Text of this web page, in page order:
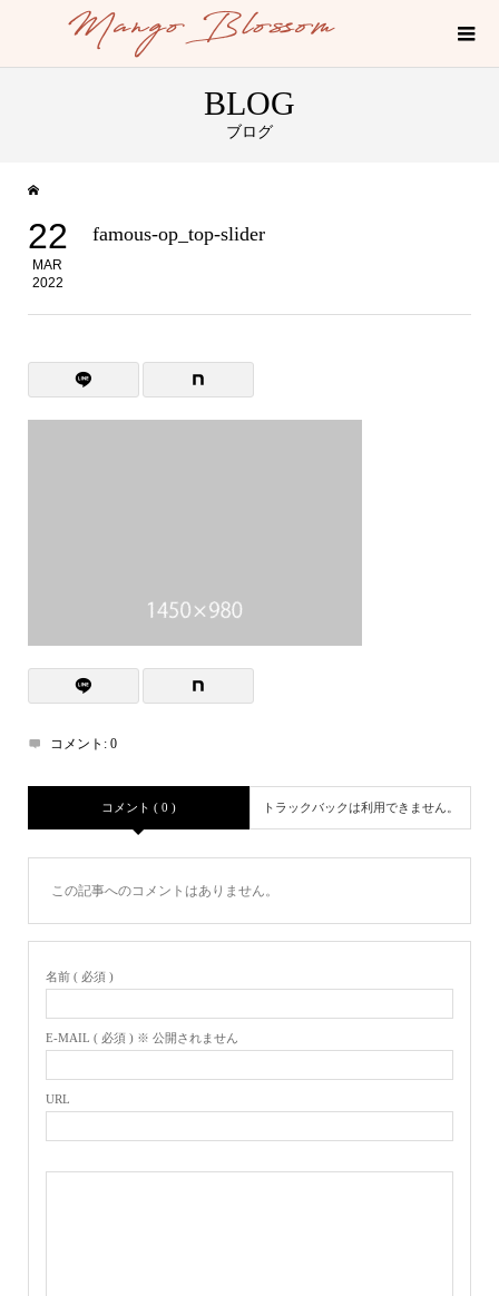
BLOG
ブログ
22
MAR
2022
famous-op_top-slider
コメント: 0
コメント ( 0 ) トラックバックは利用できません。
この記事へのコメントはありません。
名前 ( 必須 )
E-MAIL ( 必須 ) ※ 公開されません
URL